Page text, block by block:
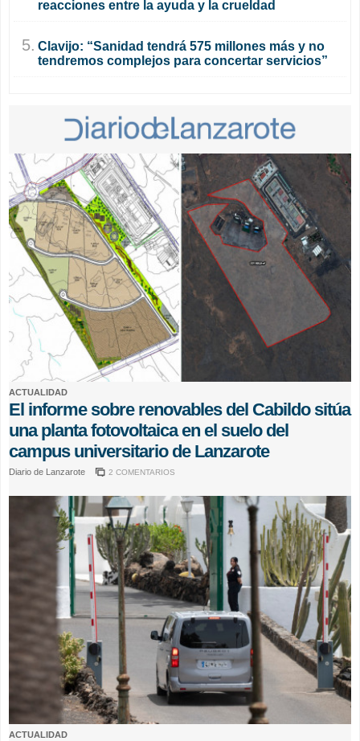
reacciones entre la ayuda y la crueldad
5. Clavijo: “Sanidad tendrá 575 millones más y no
tendremos complejos para concertar servicios”
ACTUALIDAD
El informe sobre renovables del Cabildo sitúa
una planta fotovoltaica en el suelo del
campus universitario de Lanzarote
Diario de Lanzarote 2 COMENTARIOS
ACTUALIDAD